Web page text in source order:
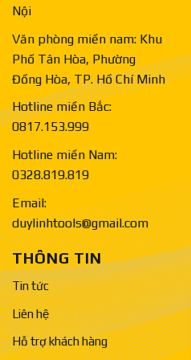
Nội
Văn phòng miền nam: Khu
Phố Tân Hòa, Phường
Đồng Hòa, TP. Hồ Chí Minh
Hotline miền Bắc:
0817.153.999
Hotline miền Nam:
0328.819.819
Email:
duylinhtools@gmail.com
THÔNG TIN
Tin tức
Liên hệ
Hỗ trợ khách hàng